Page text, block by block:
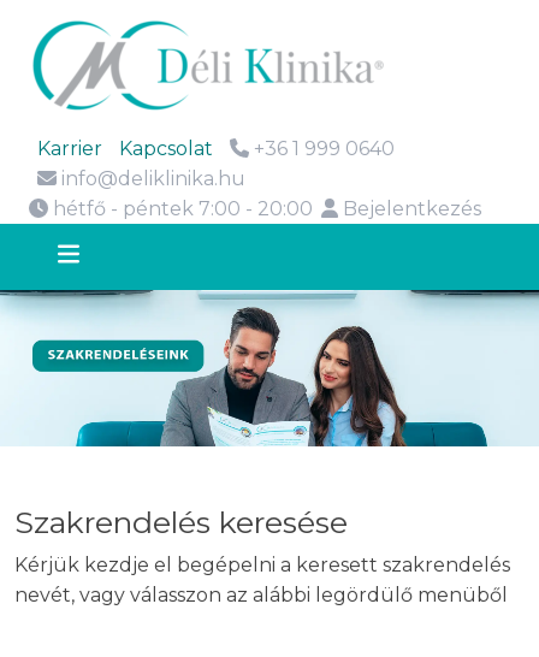
Karrier Kapcsolat
+36 1 999 0640
info@deliklinika.hu
hétfő - péntek 7:00 - 20:00
Bejelentkezés
Szakrendelés keresése
Kérjük kezdje el begépelni a keresett szakrendelés
nevét, vagy válasszon az alábbi legördülő menüből